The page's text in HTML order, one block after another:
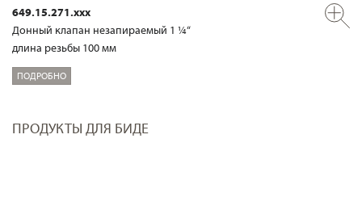
649.15.271.xxx
Донный клапан незапираемый 1 ¼“
длина резьбы 100 мм
ПОДРОБНО
ПРОДУКТЫ ДЛЯ БИДЕ